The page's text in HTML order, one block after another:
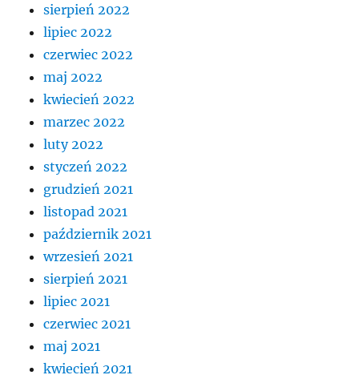
sierpień 2022
lipiec 2022
czerwiec 2022
maj 2022
kwiecień 2022
marzec 2022
luty 2022
styczeń 2022
grudzień 2021
listopad 2021
październik 2021
wrzesień 2021
sierpień 2021
lipiec 2021
czerwiec 2021
maj 2021
kwiecień 2021